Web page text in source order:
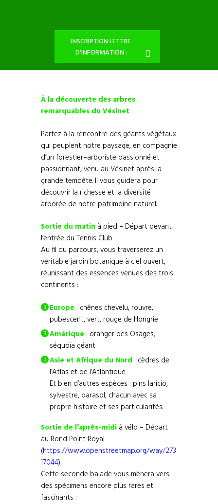
INSCRIPTION LETTRE
D'INFORMATION :
À la découverte des arbres
remarquables du Vésinet
Partez à la rencontre des géants végétaux
qui peuplent notre paysage, en compagnie
d’un forestier–arboriste passionné et
passionnant, venu au Vésinet après la
grande tempête. Il vous guidera pour
découvrir la richesse et la diversité
arborée de notre patrimoine naturel.
Sortie du matin à pied – Départ devant
l’entrée du Tennis Club
Au fil du parcours, vous traverserez un
véritable jardin botanique à ciel ouvert,
réunissant des essences venues des trois
continents :
Europe : chênes chevelu, rouvre,
pubescent, vert, rouge de Hongrie
Amérique : oranger des Osages,
séquoïa géant
Asie et Afrique du Nord : cèdres de
l’Atlas et de l’Atlantique
Et bien d’autres espèces : pins laricio,
sylvestre, parasol, chacun avec sa
propre histoire et ses particularités.
Sortie de l’après-midi à vélo – Départ
au Rond Point Royal
(https://www.openstreetmap.org/way/273
17044)
Cette seconde balade vous mènera vers
des spécimens encore plus rares et
fascinants :